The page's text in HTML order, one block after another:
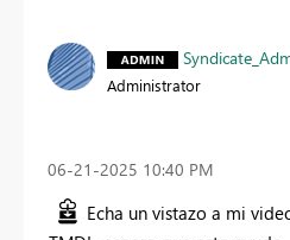
Administrator
‎06-21-2025 10:40 PM
Echa un vistazo a mi